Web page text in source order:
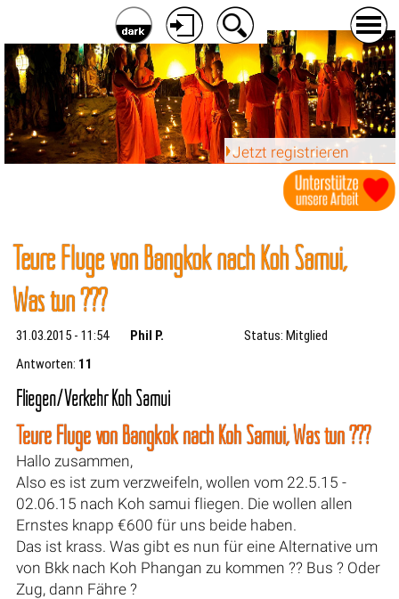
Jetzt registrieren
Teure Flüge von Bangkok nach Koh Samui,
Was tun ???
31.03.2015 - 11:54 Phil P.
Status: Mitglied
Antworten: 11
Fliegen/Verkehr Koh Samui
Teure Flüge von Bangkok nach Koh Samui, Was tun ???
Hallo zusammen,
Also es ist zum verzweifeln, wollen vom 22.5.15 -
02.06.15 nach Koh samui fliegen. Die wollen allen
Ernstes knapp €600 für uns beide haben.
Das ist krass. Was gibt es nun für eine Alternative um
von Bkk nach Koh Phangan zu kommen ?? Bus ? Oder
Zug, dann Fähre ?